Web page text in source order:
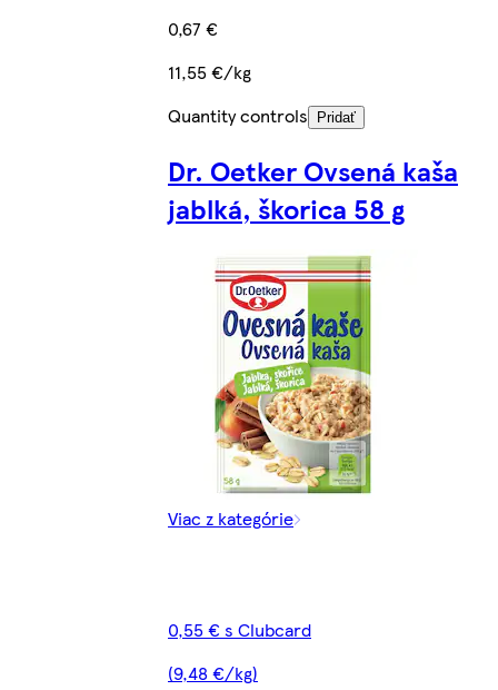
0,67 €
11,55 €/kg
Quantity controls
Pridať
Dr. Oetker Ovsená kaša
jablká, škorica 58 g
Viac z kategórie
0,55 € s Clubcard
(9,48 €/kg)